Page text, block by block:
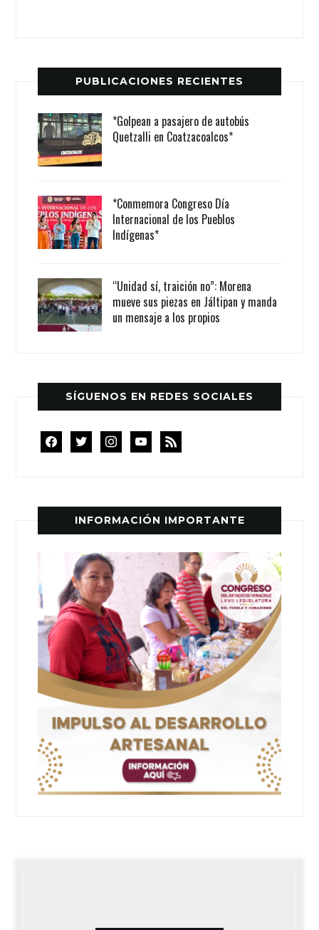
PUBLICACIONES RECIENTES
*Golpean a pasajero de autobús
Quetzalli en Coatzacoalcos*
*Conmemora Congreso Día
Internacional de los Pueblos
Indígenas*
“Unidad sí, traición no”: Morena
mueve sus piezas en Jáltipan y manda
un mensaje a los propios
SÍGUENOS EN REDES SOCIALES
facebooktwitterinstagramyoutube
rss
INFORMACIÓN IMPORTANTE